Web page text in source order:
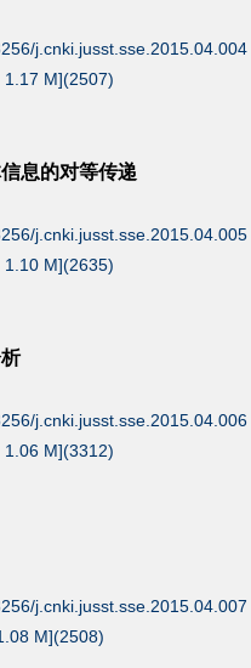
j.cnki.jusst.sse.2015.04.004
1.17 M](2507)
息的对等传递
j.cnki.jusst.sse.2015.04.005
1.10 M](2635)
j.cnki.jusst.sse.2015.04.006
1.06 M](3312)
j.cnki.jusst.sse.2015.04.007
M](2508)